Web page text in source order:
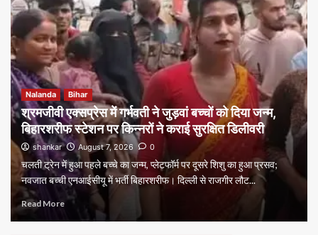
Nalanda Bihar
श्रमजीवी एक्सप्रेस में गर्भवती ने जुड़वां बच्चों को दिया जन्म,
बिहारशरीफ स्टेशन पर किन्नरों ने कराई सुरक्षित डिलीवरी
shankar August 7, 2026 0
चलती ट्रेन में हुआ पहले बच्चे का जन्म, प्लेटफॉर्म पर दूसरे शिशु का हुआ प्रसव;
नवजात बच्ची एनआईसीयू में भर्ती बिहारशरीफ। दिल्ली से राजगीर लौट...
Read More